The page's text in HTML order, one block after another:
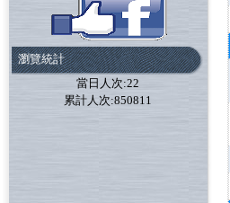
瀏覽統計
當日人次:22
累計人次:850811